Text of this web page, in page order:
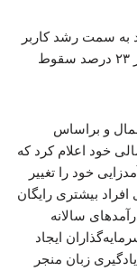
به سمت رشد کاربر
و رایگان‌کردن امکانات هوش مصنوعی، بیش از ۲۳ درصد سقوط
و براساس
خود اعلام کرد که
خود را تغییر
بیشتری رایگان
سالانه
ایجاد
زبان منجر